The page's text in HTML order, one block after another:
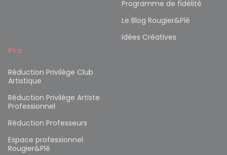
Programme de fidélité
Le Blog Rougier&Plé
Idées Créatives
Pro
Réduction Privilège Club
Artistique
Réduction Privilège Artiste
Professionnel
Réduction Professeurs
Espace professionnel
Rougier&Plé